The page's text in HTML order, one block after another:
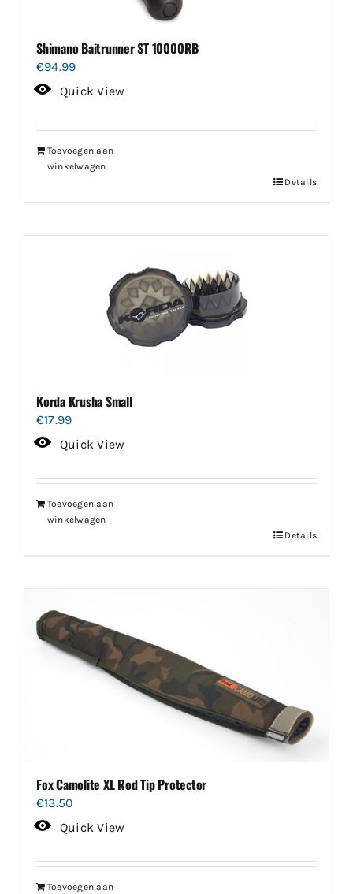
Shimano Baitrunner ST 10000RB
€94.99
Quick View
Toevoegen aan
winkelwagen
Details
Korda Krusha Small
€17.99
Quick View
Toevoegen aan
winkelwagen
Details
Fox Camolite XL Rod Tip Protector
€13.50
Quick View
Toevoegen aan